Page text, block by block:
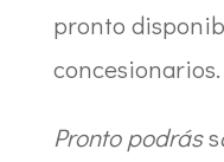
pronto
concesionarios.
Pronto podráss